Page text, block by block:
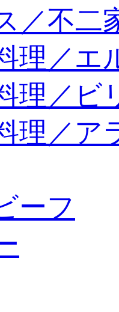
／不二
理／エ
理／ビ
理／ア
ーフ